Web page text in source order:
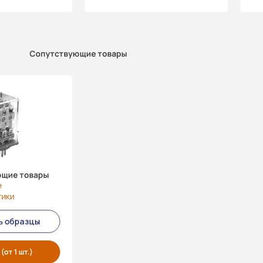
Сопутствующие товары
товары
образцы
1 шт.)